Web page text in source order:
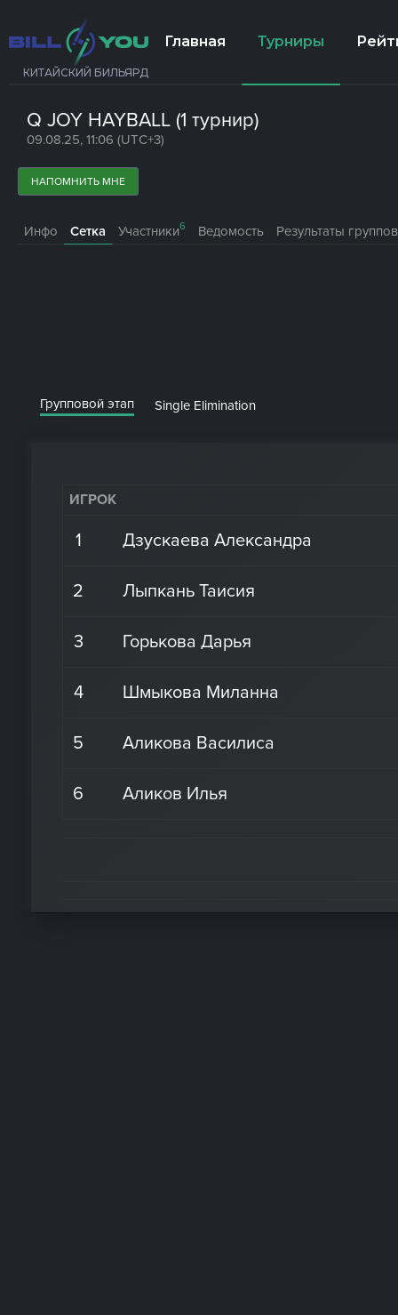
КИТАЙСКИЙ БИЛЬЯРД
Главная Турниры
Q JOY HAYBALL (1 турнир)
09.08.25, 11:06 (UTC+3)
НАПОМНИТЬ МНЕ
Инфо Сетка Участники6 Ведомость Результаты
Групповой этап Single Elimination
ИГРОК
1 Дзускаева Александра
2 Лыпкань Таисия
3 Горькова Дарья
4 Шмыкова Миланна
5 Аликова Василиса
6 Аликов Илья